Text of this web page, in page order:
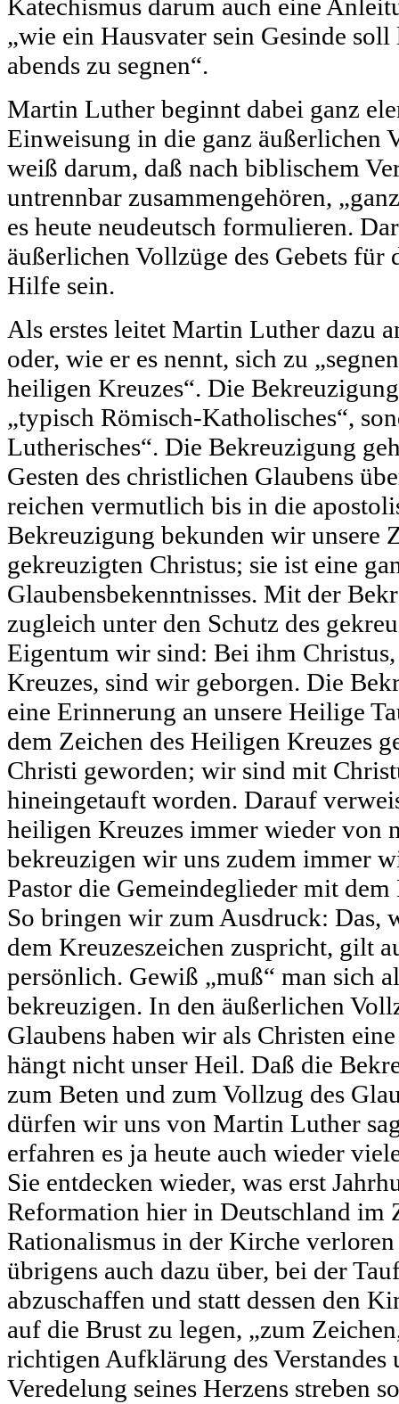
Katechismus darum auch eine
„wie ein Hausvater sein Gesinde
abends zu segnen“.
Martin Luther beginnt dabei ganz
Einweisung in die ganz äußerlichen
weiß darum, daß nach biblischem
untrennbar zusammengehören,
es heute neudeutsch formulieren.
äußerlichen Vollzüge des Gebets für
Hilfe sein.
Als erstes leitet Martin Luther dazu
oder, wie er es nennt, sich zu
heiligen Kreuzes“. Die
„typisch Römisch-Katholisches“,
Lutherisches“. Die Bekreuzigung
Gesten des christlichen Glaubens
reichen vermutlich bis in die
Bekreuzigung bekunden wir unsere
gekreuzigten Christus; sie ist eine
Glaubensbekenntnisses. Mit der
zugleich unter den Schutz des
Eigentum wir sind: Bei ihm Christus,
Kreuzes, sind wir geborgen. Die
eine Erinnerung an unsere Heilige
dem Zeichen des Heiligen Kreuzes
Christi geworden; wir sind mit
hineingetauft worden. Darauf
heiligen Kreuzes immer wieder von
bekreuzigen wir uns zudem immer
Pastor die Gemeindeglieder mit dem
So bringen wir zum Ausdruck: Das,
dem Kreuzeszeichen zuspricht, gilt
persönlich. Gewiß „muß“ man sich
bekreuzigen. In den äußerlichen
Glaubens haben wir als Christen
hängt nicht unser Heil. Daß die
zum Beten und zum Vollzug des
dürfen wir uns von Martin Luther
erfahren es ja heute auch wieder
Sie entdecken wieder, was erst
Reformation hier in Deutschland im
Rationalismus in der Kirche
übrigens auch dazu über, bei der
abzuschaffen und statt dessen den
auf die Brust zu legen, „zum
richtigen Aufklärung des Verstandes
Veredelung seines Herzens streben